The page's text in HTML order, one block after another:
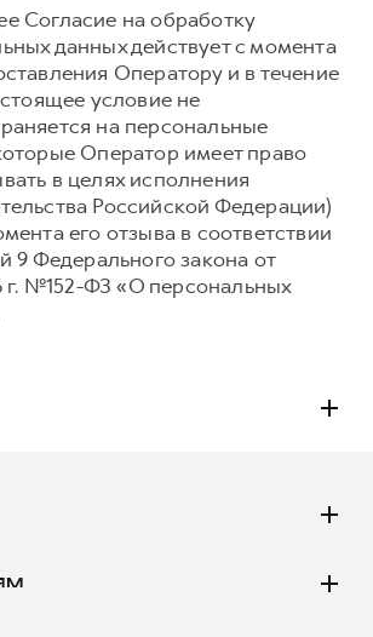
Согласие на обработку
данных действует с момента
Оператору и в течение
условие не
на персональные
Оператор имеет право
в целях исполнения
Российской Федерации)
его отзыва в соответствии
9 Федерального закона от
г. №152-ФЗ «О персональных